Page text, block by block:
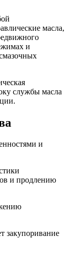
масла,
и
службы масла
и
и продлению
закупоривание